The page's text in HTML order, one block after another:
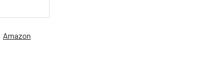
Amazon